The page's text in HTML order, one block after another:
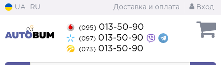
UA RU Доставка и оплата Вход
(095) 013-50-90
(097) 013-50-90
(073) 013-50-90